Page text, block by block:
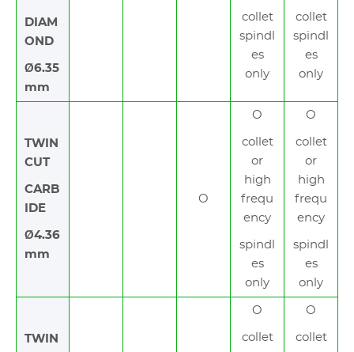
DIAM
OND
Ø6.35
mm
collet
spindl
es
only
collet
spindl
es
only
TWIN
CUT
CARB
IDE
Ø4.36
mm
O
O
collet
or
high
frequ
ency
spindl
es
only
O
collet
or
high
frequ
ency
spindl
es
only
TWIN
O
collet
O
collet